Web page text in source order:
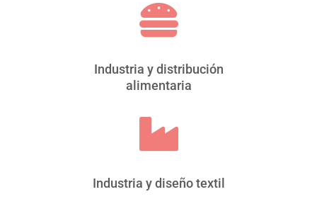

Industria y distribución
alimentaria

Industria y diseño textil